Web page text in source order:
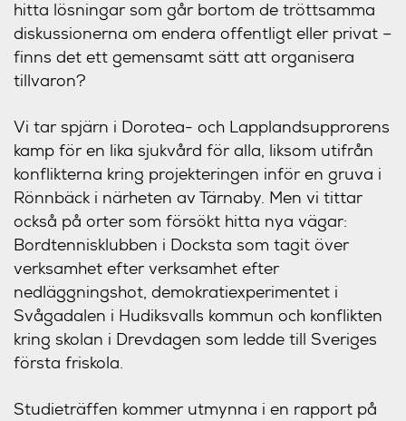
hitta lösningar som går bortom de tröttsamma
diskussionerna om endera offentligt eller privat –
finns det ett gemensamt sätt att organisera
tillvaron?
Vi tar spjärn i Dorotea- och Lapplandsupprorens
kamp för en lika sjukvård för alla, liksom utifrån
konflikterna kring projekteringen inför en gruva i
Rönnbäck i närheten av Tärnaby. Men vi tittar
också på orter som försökt hitta nya vägar:
Bordtennisklubben i Docksta som tagit över
verksamhet efter verksamhet efter
nedläggningshot, demokratiexperimentet i
Svågadalen i Hudiksvalls kommun och konflikten
kring skolan i Drevdagen som ledde till Sveriges
första friskola.
Studieträffen kommer utmynna i en rapport på